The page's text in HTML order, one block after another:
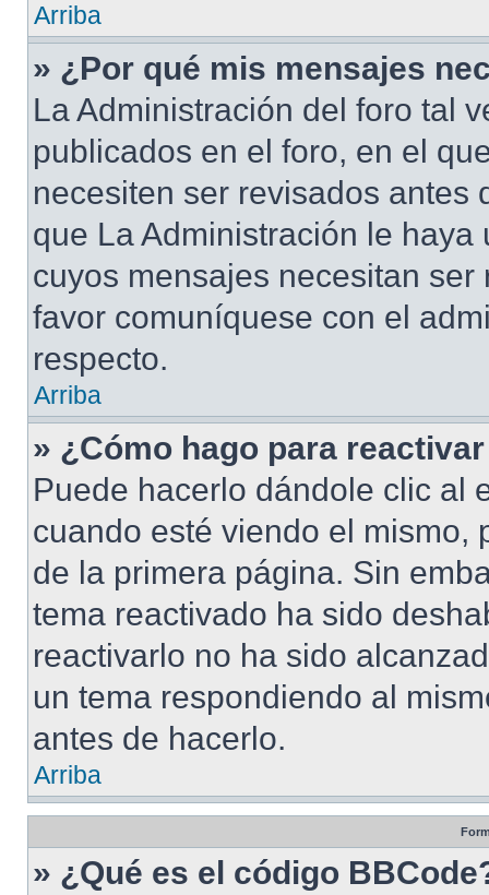
Arriba
» ¿Por qué mis mensajes
La Administración del foro tal
publicados en el foro, en el
necesiten ser revisados antes
que La Administración le
cuyos mensajes necesitan
favor comuníquese con el
respecto.
Arriba
» ¿Cómo hago para
Puede hacerlo dándole clic al
cuando esté viendo el mismo,
de la primera página. Sin
tema reactivado ha sido
reactivarlo no ha sido
un tema respondiendo al
antes de hacerlo.
Arriba
» ¿Qué es el código